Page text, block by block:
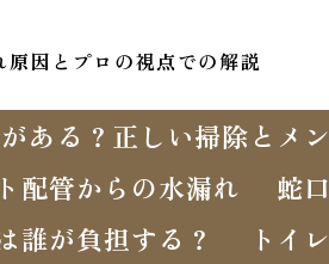
因とプロの視点での解説
ある？正しい掃除とメ
配管からの水漏れ
蛇
誰が負担する？
トイ